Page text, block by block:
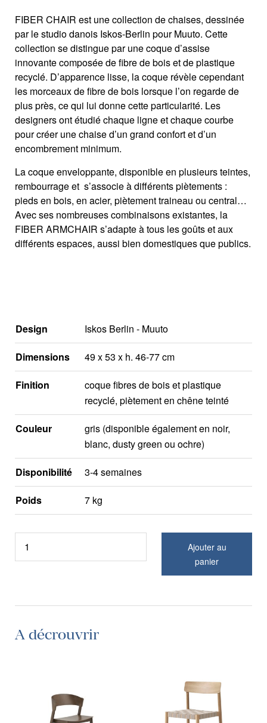
FIBER CHAIR est une collection de chaises, dessinée
par le studio danois Iskos-Berlin pour Muuto. Cette
collection se distingue par une coque d’assise
innovante composée de fibre de bois et de plastique
recyclé. D’apparence lisse, la coque révèle cependant
les morceaux de fibre de bois lorsque l’on regarde de
plus près, ce qui lui donne cette particularité. Les
designers ont étudié chaque ligne et chaque courbe
pour créer une chaise d’un grand confort et d’un
encombrement minimum.
La coque enveloppante, disponible en plusieurs teintes,
rembourrage et s’associe à différents piètements :
pieds en bois, en acier, piètement traineau ou central…
Avec ses nombreuses combinaisons existantes, la
FIBER ARMCHAIR s’adapte à tous les goûts et aux
différents espaces, aussi bien domestiques que publics.
Design Iskos Berlin - Muuto
Dimensions 49 x 53 x h. 46-77 cm
Finition
coque fibres de bois et plastique
recyclé, piètement en chêne teinté
Couleur
gris (disponible également en noir,
blanc, dusty green ou ochre)
Disponibilité 3-4 semaines
Poids 7 kg
Ajouter au
panier
A décrouvrir